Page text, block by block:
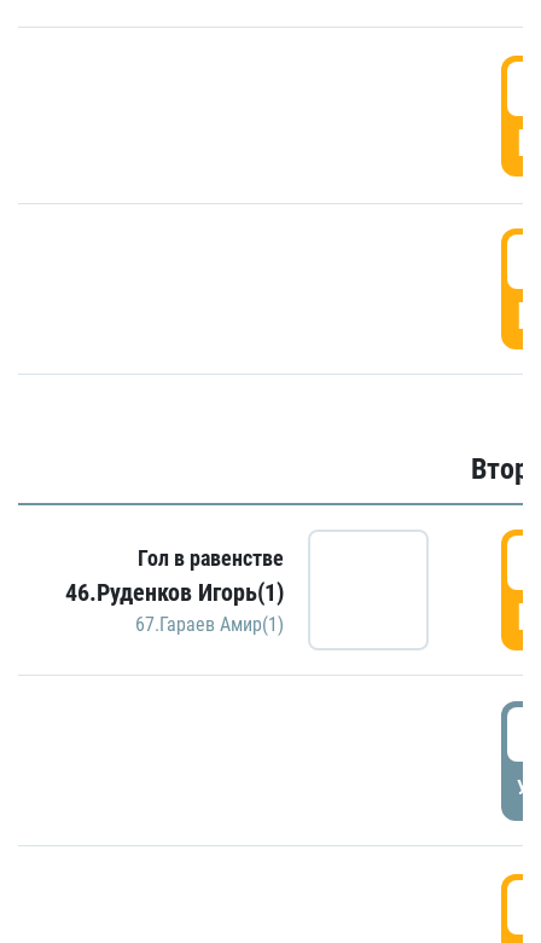
Гол в равенстве
46.Руденков Игорь(1)
67.Гараев Амир(1)